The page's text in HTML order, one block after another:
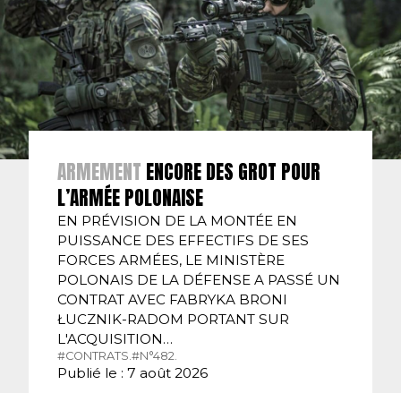
ARMEMENT ENCORE DES GROT POUR
L’ARMÉE POLONAISE
EN PRÉVISION DE LA MONTÉE EN
PUISSANCE DES EFFECTIFS DE SES
FORCES ARMÉES, LE MINISTÈRE
POLONAIS DE LA DÉFENSE A PASSÉ UN
CONTRAT AVEC FABRYKA BRONI
ŁUCZNIK-RADOM PORTANT SUR
L'ACQUISITION…
#CONTRATS. #N°482.
Publié le : 7 août 2026